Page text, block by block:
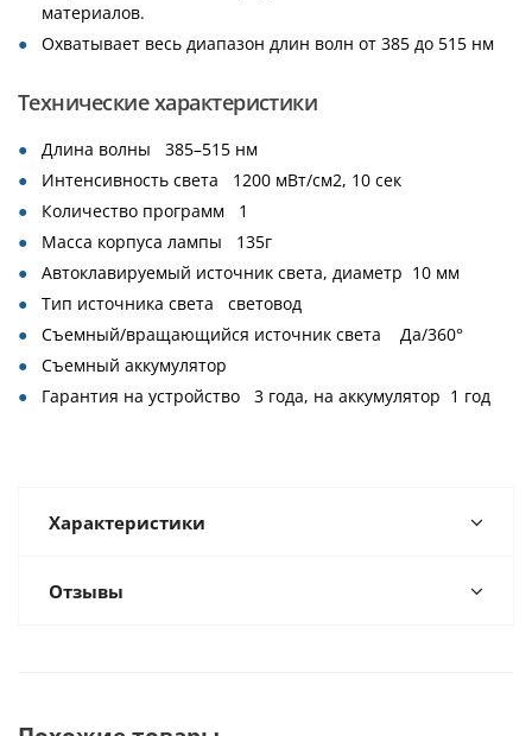
материалов.
Охватывает весь диапазон длин волн от 385 до 515 нм
Технические характеристики
Длина волны 385–515 нм
Интенсивность света 1200 мВт/см2, 10 сек
Количество программ 1
Масса корпуса лампы 135г
Автоклавируемый источник света, диаметр 10 мм
Тип источника света световод
Съемный/вращающийся источник света Да/360°
Съемный аккумулятор
Гарантия на устройство 3 года, на аккумулятор 1 год
Характеристики
Отзывы